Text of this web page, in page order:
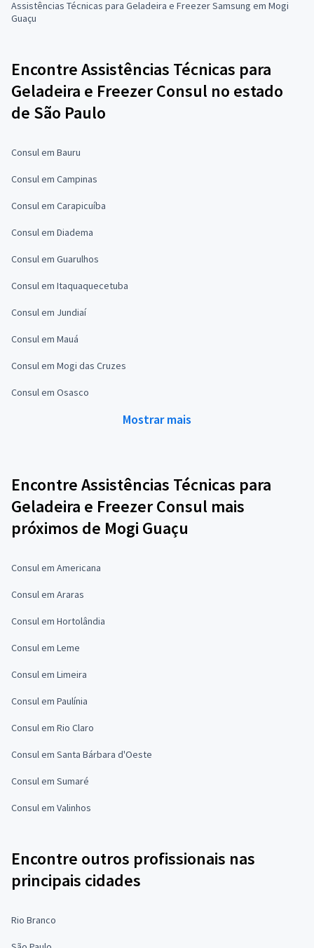
Assistências Técnicas para Geladeira e Freezer Samsung em Mogi
Guaçu
Encontre Assistências Técnicas para
Geladeira e Freezer Consul no estado
de São Paulo
Consul em Bauru
Consul em Campinas
Consul em Carapicuíba
Consul em Diadema
Consul em Guarulhos
Consul em Itaquaquecetuba
Consul em Jundiaí
Consul em Mauá
Consul em Mogi das Cruzes
Consul em Osasco
Mostrar mais
Encontre Assistências Técnicas para
Geladeira e Freezer Consul mais
próximos de Mogi Guaçu
Consul em Americana
Consul em Araras
Consul em Hortolândia
Consul em Leme
Consul em Limeira
Consul em Paulínia
Consul em Rio Claro
Consul em Santa Bárbara d'Oeste
Consul em Sumaré
Consul em Valinhos
Encontre outros profissionais nas
principais cidades
Rio Branco